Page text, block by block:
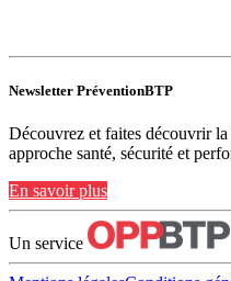
Newsletter PréventionBTP
Découvrez et faites découvrir
approche santé, sécurité et
En savoir plus
Un service